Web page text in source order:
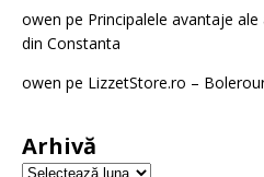
owen pe Principalele avantaje
din Constanta
owen pe LizzetStore.ro –
Arhivă